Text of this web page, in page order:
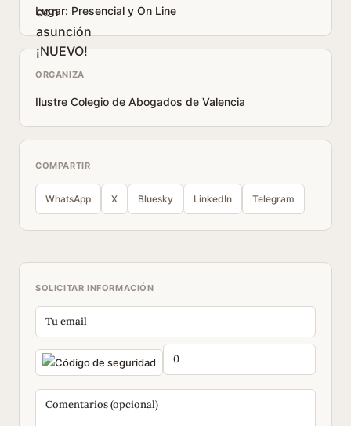
Lugar: Presencial y On Line
ORGANIZA
Ilustre Colegio de Abogados de Valencia
COMPARTIR
WhatsApp X Bluesky LinkedIn Telegram
SOLICITAR INFORMACIÓN